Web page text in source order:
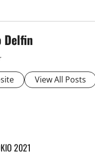
Delfin
View All Posts
2021